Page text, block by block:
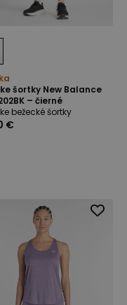
šortky New Balance
– čierné
bežecké šortky
€